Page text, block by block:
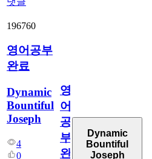
196760
영어공부
완료
Dynamic
Bountiful
Joseph
4
0
영
어
공
부
완
Dynamic
Bountiful
Joseph